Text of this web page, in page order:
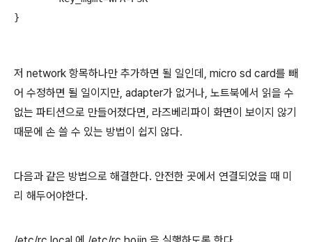
}
저 network 항목하나만 추가하면 될 일인데, micro sd card를 빼
어 수정하면 될 일이지만, adapter가 없거나, 노트북에서 읽을 수
없는 파티션으로 만들어졌다면, 라즈베리파이 화면이 보이지 않기
때문에 손 쓸 수 있는 방법이 쉽지 않다.
다음과 같은 방법으로 해결한다. 안전한 곳에서 연결되었을 때 미
리 해두어야한다.